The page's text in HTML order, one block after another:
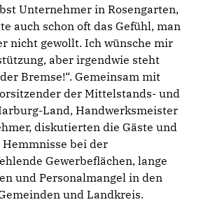
Unternehmer in Rosengarten,
auch schon oft das Gefühl, man
nicht gewollt. Ich wünsche mir
aber irgendwie steht
Bremse!“. Gemeinsam mit
der Mittelstands- und
Land, Handwerksmeister
diskutierten die Gäste und
bei der
Gewerbeflächen, lange
und Personalmangel in den
und Landkreis.